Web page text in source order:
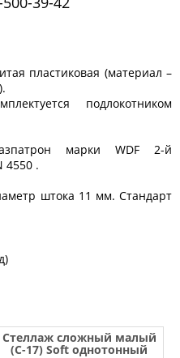
пластиковая (материал –
подлокотником
марки WDF 2-й
4550 .
штока 11 мм. Стандарт
Стеллаж сложный малый
(С-17) Soft однотонный